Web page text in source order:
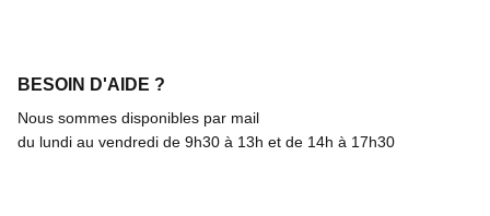
BESOIN D'AIDE ?
Nous sommes disponibles par mail
du lundi au vendredi de 9h30 à 13h et de 14h à 17h30